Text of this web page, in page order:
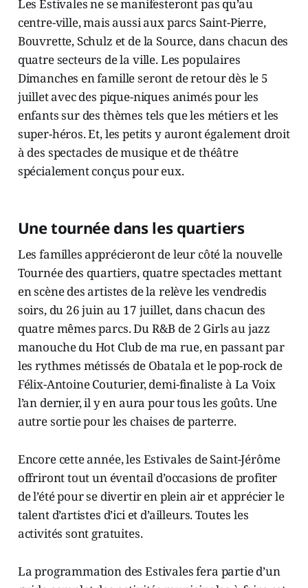
Les Estivales ne se manifesteront pas qu’au
centre-ville, mais aussi aux parcs Saint-Pierre,
Bouvrette, Schulz et de la Source, dans chacun des
quatre secteurs de la ville. Les populaires
Dimanches en famille seront de retour dès le 5
juillet avec des pique-niques animés pour les
enfants sur des thèmes tels que les métiers et les
super-héros. Et, les petits y auront également droit
à des spectacles de musique et de théâtre
spécialement conçus pour eux.
Une tournée dans les quartiers
Les familles apprécieront de leur côté la nouvelle
Tournée des quartiers, quatre spectacles mettant
en scène des artistes de la relève les vendredis
soirs, du 26 juin au 17 juillet, dans chacun des
quatre mêmes parcs. Du R&B de 2 Girls au jazz
manouche du Hot Club de ma rue, en passant par
les rythmes métissés de Obatala et le pop-rock de
Félix-Antoine Couturier, demi-finaliste à La Voix
l’an dernier, il y en aura pour tous les goûts. Une
autre sortie pour les chaises de parterre.
Encore cette année, les Estivales de Saint-Jérôme
offriront tout un éventail d’occasions de profiter
de l’été pour se divertir en plein air et apprécier le
talent d’artistes d’ici et d’ailleurs. Toutes les
activités sont gratuites.
La programmation des Estivales fera partie d’un